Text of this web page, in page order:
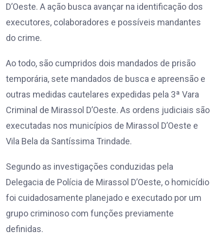
D’Oeste. A ação busca avançar na identificação dos
executores, colaboradores e possíveis mandantes
do crime.
Ao todo, são cumpridos dois mandados de prisão
temporária, sete mandados de busca e apreensão e
outras medidas cautelares expedidas pela 3ª Vara
Criminal de Mirassol D’Oeste. As ordens judiciais são
executadas nos municípios de Mirassol D’Oeste e
Vila Bela da Santíssima Trindade.
Segundo as investigações conduzidas pela
Delegacia de Polícia de Mirassol D’Oeste, o homicídio
foi cuidadosamente planejado e executado por um
grupo criminoso com funções previamente
definidas.